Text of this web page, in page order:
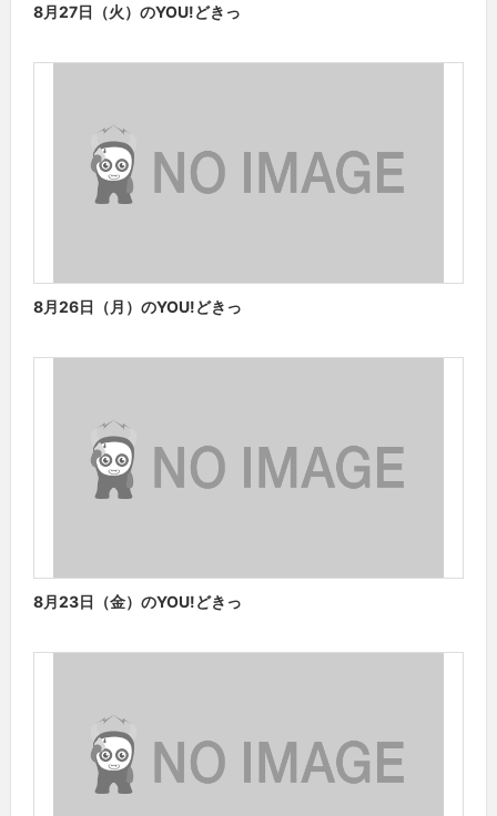
8月27日（火）のYOU!どきっ
8月26日（月）のYOU!どきっ
8月23日（金）のYOU!どきっ